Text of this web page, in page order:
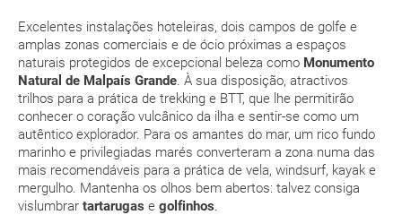
Excelentes instalações hoteleiras, dois campos de golfe e
amplas zonas comerciais e de ócio próximas a espaços
naturais protegidos de excepcional beleza como Monumento
Natural de Malpaís Grande . À sua disposição, atractivos
trilhos para a prática de trekking e BTT, que lhe permitirão
conhecer o coração vulcânico da ilha e sentir-se como um
autêntico explorador. Para os amantes do mar, um rico fundo
marinho e privilegiadas marés converteram a zona numa das
mais recomendáveis para a prática de vela, windsurf, kayak e
mergulho. Mantenha os olhos bem abertos: talvez consiga
vislumbrar tartarugas e golfinhos
20.2 °C
14.2 °C
20.6 °C
14.4 °C
21.6 °C
14.8 °C
22.3 °C
15.3 °C
Que validade deve ter o meu passaporte para viajar
para...?
Com quanta antecedência tenho de estar no
aeroporto?
Como posso reservar uma viagem de pacote de
férias no site?